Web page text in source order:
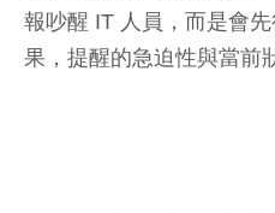
報吵醒 IT 人員，而是會
果，提醒的急迫性與當前